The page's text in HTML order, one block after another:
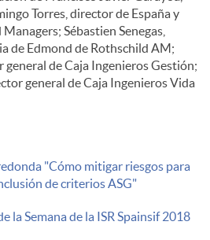
Torres, director de España y
Sébastien Senegas,
de Edmond de Rothschild AM;
general de Caja Ingenieros Gestión;
general de Caja Ingenieros Vida
"Cómo mitigar riesgos para
de criterios ASG"
la Semana de la ISR Spainsif 2018